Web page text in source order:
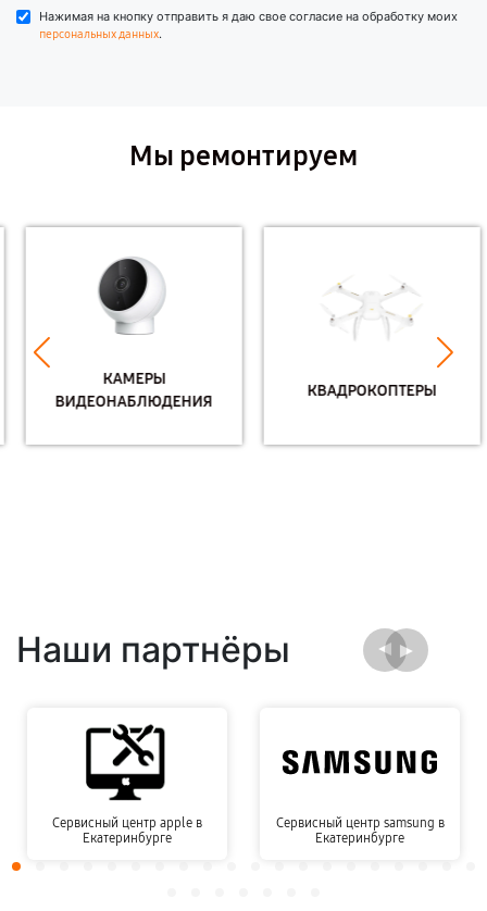
Нажимая на кнопку отправить я даю свое согласие на обработку моих
персональных данных.
Мы ремонтируем
КАМЕРЫ
ВИДЕОНАБЛЮДЕНИЯ
КВАДРОКОПТЕРЫ
Наши партнёры
Сервисный центр apple в
Екатеринбурге
Сервисный центр samsung в
Екатеринбурге